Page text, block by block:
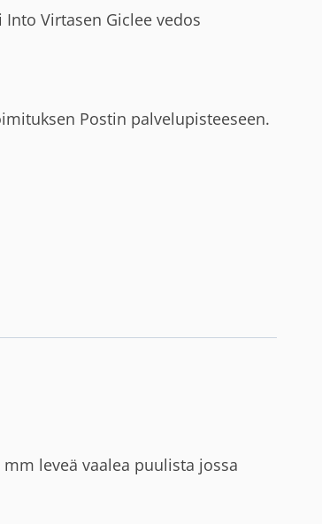
Virtasen Giclee vedos
Postin palvelupisteeseen.
leveä vaalea puulista jossa